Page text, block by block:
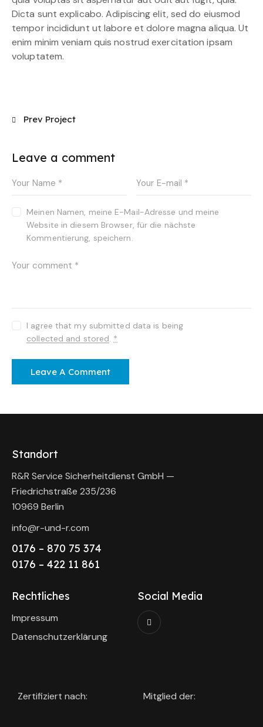
Dicta sunt explicabo. Adipiscing elit, sed do eiusmod
tempor incididunt ut labore et dolore magna aliqua. Ut
enim minim veniam quis nostrud exercitation ipsam
voluptatem.
Prev Project
Leave a comment
Meinen Namen, meine E-Mail-Adresse und meine
Website in diesem Browser, für die nächste
Kommentierung, speichern.
I agree that my submitted data is being
collected and stored. *
Standort
R&R Service Sicherheitdienst GmbH —
Friedrichstraße 235/236
10969 Berlin
info@r-und-r.com
0176 – 870 75 374
0176 – 422 11 861
Rechtliches
Impressum
Datenschutzerklärung
Zertifiziert nach:
Social Media
Mitglied der: